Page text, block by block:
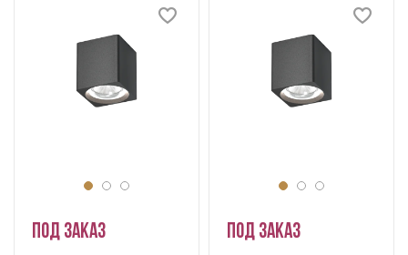
Под заказ Под заказ